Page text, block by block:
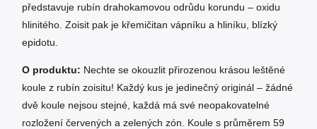
představuje rubín drahokamovou odrůdu korundu – oxidu
hlinitého. Zoisit pak je křemičitan vápníku a hliníku, blízký
epidotu.
O produktu: Nechte se okouzlit přirozenou krásou leštěné
koule z rubín zoisitu! Každý kus je jedinečný originál – žádné
dvě koule nejsou stejné, každá má své neopakovatelné
rozložení červených a zelených zón. Koule s průměrem 59